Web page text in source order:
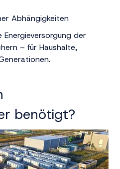
Abhängigkeiten
der
– für Haushalte,
benötigt?